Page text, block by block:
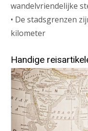
wandelvriendelijke
• De stadsgrenzen
kilometer
Handige